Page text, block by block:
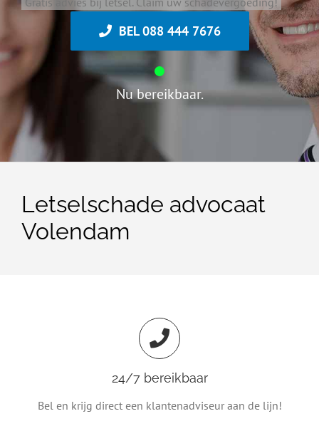
BEL 088 444 7676
Nu bereikbaar.
Letselschade advocaat
Volendam
24/7 bereikbaar
Bel en krijg direct een klantenadviseur aan de lijn!